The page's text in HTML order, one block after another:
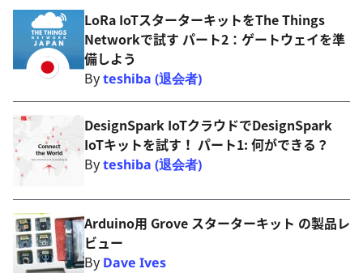
LoRa IoTスターターキットをThe Things
Networkで試す パート2：ゲートウェイを準
備しよう
Byteshiba (退会者)
DesignSpark IoTクラウドでDesignSpark
IoTキットを試す！ パート1: 何ができる？
Byteshiba (退会者)
Arduino用 Grove スターターキット の製品レ
ビュー
By Dave Ives